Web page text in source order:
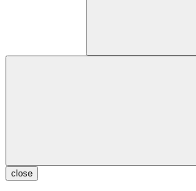
close